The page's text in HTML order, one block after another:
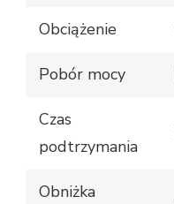
Obciążenie
Pobór mocy
Czas
podtrzymania
Obniżka